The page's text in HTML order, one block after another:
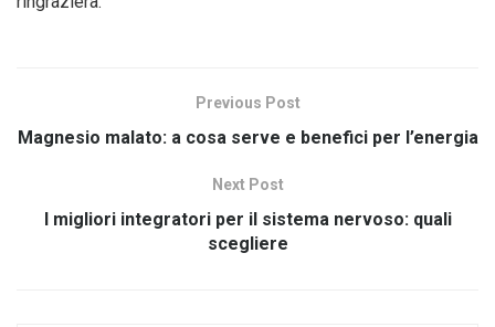
Previous Post
Magnesio malato: a cosa serve e benefici per l’energia
Next Post
I migliori integratori per il sistema nervoso: quali
scegliere